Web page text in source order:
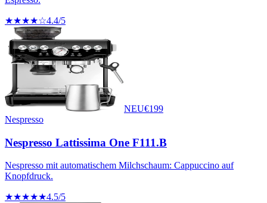
★★★★☆4.4/5
NEU€199
Nespresso
Nespresso Lattissima One F111.B
Nespresso mit automatischem Milchschaum: Cappuccino auf
Knopfdruck.
★★★★★4.5/5